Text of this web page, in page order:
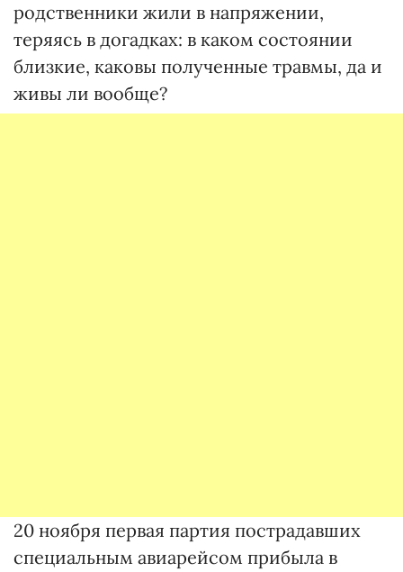
родственники жили в напряжении,
теряясь в догадках: в каком состоянии
близкие, каковы полученные травмы, да и
живы ли вообще?
20 ноября первая партия пострадавших
специальным авиарейсом прибыла в